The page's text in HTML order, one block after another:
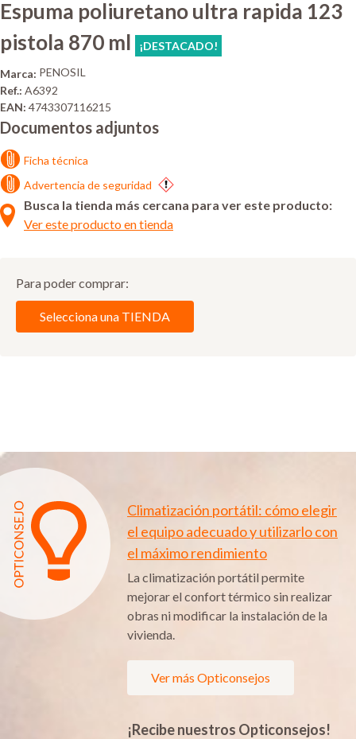
Espuma poliuretano ultra rapida 123
pistola 870 ml
¡DESTACADO!
Marca: PENOSIL
Ref.: A6392
EAN: 4743307116215
Documentos adjuntos
Ficha técnica
Advertencia de seguridad
Busca la tienda más cercana para ver este producto:
Ver este producto en tienda
Para poder comprar:
Selecciona una TIENDA
Climatización portátil: cómo elegir
el equipo adecuado y utilizarlo con
el máximo rendimiento
La climatización portátil permite
mejorar el confort térmico sin realizar
obras ni modificar la instalación de la
vivienda.
Ver más Opticonsejos
¡Recibe nuestros Opticonsejos!